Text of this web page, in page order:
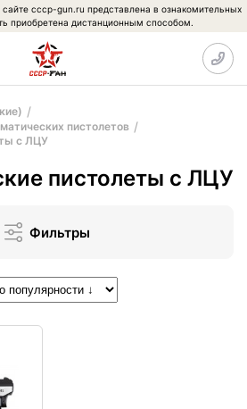
cccp-gun.ru представлена в ознакомительных
приобретена дистанционным способом.
пистолетов
с ЛЦУ
пистолеты с ЛЦУ
Фильтры